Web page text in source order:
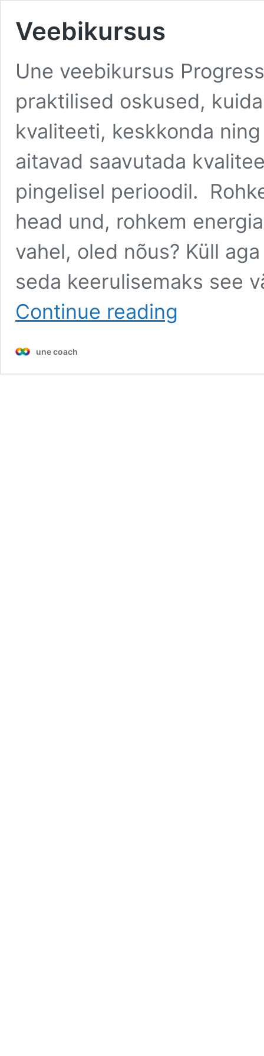
Veebikursus
Une veebikursus
praktilised oskused,
kvaliteeti, keskkonda
aitavad saavutada
pingelisel perioodil.
head und, rohkem
vahel, oled nõus? Küll
seda keerulisemaks see
Continue reading
une coach